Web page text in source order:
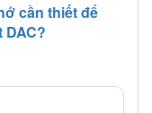
cần thiết để